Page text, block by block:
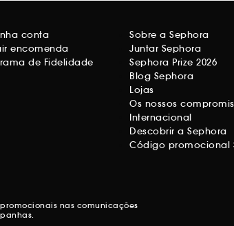
conta
encomenda
de Fidelidade
Sobre a Sephora
Juntar Sephora
Sephora Prize 2026
Blog Sephora
Lojas
Os nossos
Internacional
Descobrir a Sephora
Código promocional
nas comunicações